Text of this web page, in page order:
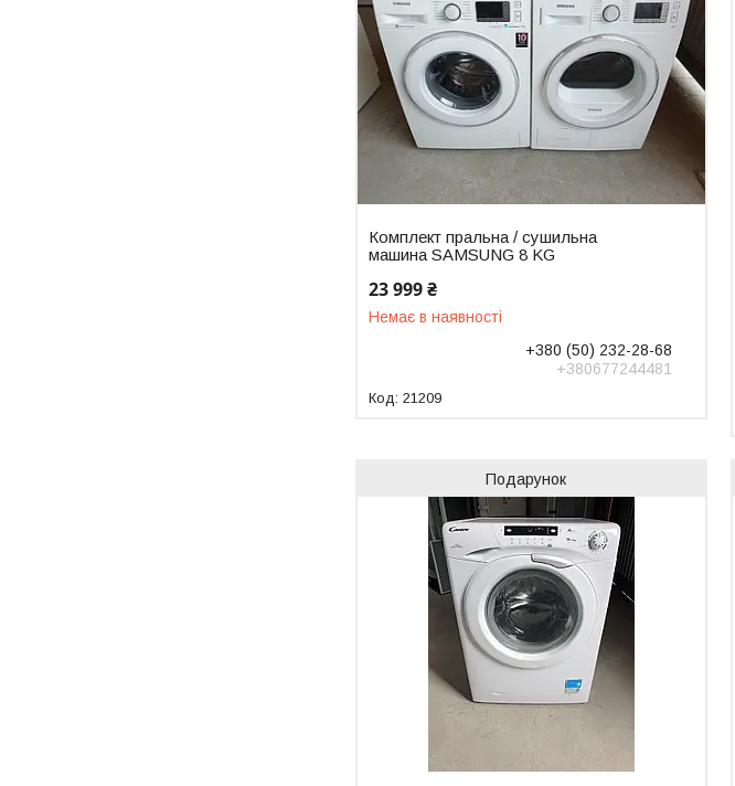
Комплект пральна / сушильна
машина SAMSUNG 8 KG
23 999 ₴
Немає в наявності
+380 (50) 232-28-68
+380677244481
21209
Подарунок